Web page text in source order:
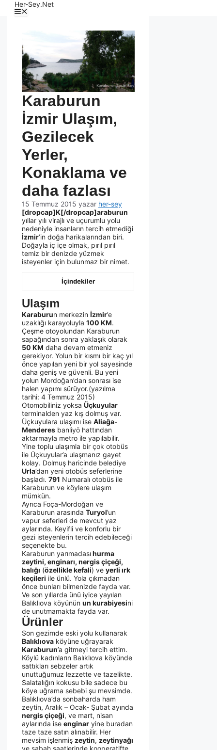
Her-Sey.Net
Karaburun
İzmir Ulaşım,
Gezilecek
Yerler,
Konaklama ve
daha fazlası
15 Temmuz 2015 yazar her-sey
[dropcap]K[/dropcap]araburun
yıllar yılı virajlı ve uçurumlu yolu
nedeniyle insanların tercih etmediği
İzmir’in doğa harikalarından biri.
Doğayla iç içe olmak, pırıl pırıl
temiz bir denizde yüzmek
isteyenler için bulunmaz bir nimet.
İçindekiler
Ulaşım
Karaburun merkezin İzmir’e
uzaklığı karayoluyla 100 KM.
Çeşme otoyolundan Karaburun
sapağından sonra yaklaşık olarak
50 KM daha devam etmeniz
gerekiyor. Yolun bir kısmı bir kaç yıl
önce yapılan yeni bir yol sayesinde
daha geniş ve güvenli. Bu yeni
yolun Mordoğan’dan sonrası ise
halen yapımı sürüyor.(yazılma
tarihi: 4 Temmuz 2015)
Otomobiliniz yoksa Üçkuyular
terminalden yaz kış dolmuş var.
Üçkuyulara ulaşımı ise Aliağa-
Menderes banliyö hattından
aktarmayla metro ile yapılabilir.
Yine toplu ulaşımla bir çok otobüs
ile Üçkuyular’a ulaşmanız gayet
kolay. Dolmuş haricinde belediye
Urla’dan yeni otobüs seferlerine
başladı. 791 Numaralı otobüs ile
Karaburun ve köylere ulaşım
mümkün.
Ayrıca Foça-Mordoğan ve
Karaburun arasında Turyol’un
vapur seferleri de mevcut yaz
aylarında. Keyifli ve konforlu bir
gezi isteyenlerin tercih edebileceği
seçenekte bu.
Karaburun yarımadasıhurma
zeytini, enginarı, nergis çiçeği,
balığı (özellikle kefali) ve yerli ırk
keçileri ile ünlü. Yola çıkmadan
önce bunları bilmenizde fayda var.
Ve son yıllarda ünü iyice yayılan
Balıklıova köyünün un kurabiyesini
de unutmamakta fayda var.
Ürünler
Son gezimde eski yolu kullanarak
Balıklıova köyüne uğrayarak
Karaburun’a gitmeyi tercih ettim.
Köylü kadınların Balıklıova köyünde
sattıkları sebzeler artık
unuttuğumuz lezzette ve tazelikte.
Salatalığın kokusu bile sadece bu
köye uğrama sebebi şu mevsimde.
Balıklıova’da sonbaharda ham
zeytin, Aralık – Ocak- Şubat ayında
nergis çiçeği, ve mart, nisan
aylarında ise enginar yine buradan
taze taze satın alınabilir. Her
mevsim işlenmiş zeytin, zeytinyağı